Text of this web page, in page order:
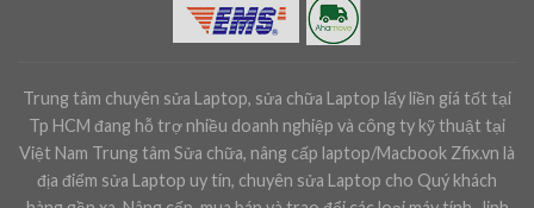
Trung tâm chuyên sửa Laptop, sửa chữa Laptop lấy liền giá tốt tại
Tp HCM đang hỗ trợ nhiều doanh nghiệp và công ty kỹ thuật tại
Việt Nam Trung tâm Sửa chữa, nâng cấp laptop/Macbook Zfix.vn là
địa điểm sửa Laptop uy tín, chuyên sửa Laptop cho Quý khách